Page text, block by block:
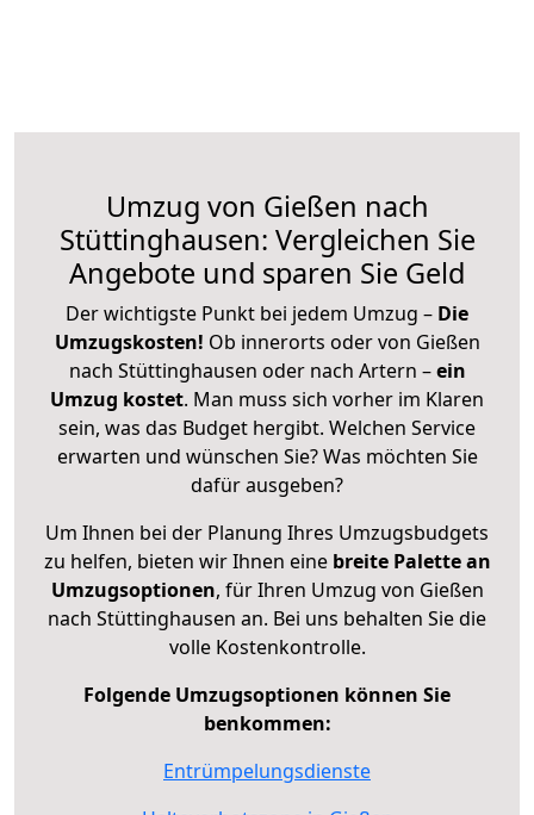
Umzug von Gießen nach
Stüttinghausen: Vergleichen Sie
Angebote und sparen Sie Geld
Der wichtigste Punkt bei jedem Umzug – Die
Umzugskosten! Ob innerorts oder von Gießen
nach Stüttinghausen oder nach Artern –ein
Umzug kostet. Man muss sich vorher im Klaren
sein, was das Budget hergibt. Welchen Service
erwarten und wünschen Sie? Was möchten Sie
dafür ausgeben?
Um Ihnen bei der Planung Ihres Umzugsbudgets
zu helfen, bieten wir Ihnen eine breite Palette an
Umzugsoptionen, für Ihren Umzug von Gießen
nach Stüttinghausen an. Bei uns behalten Sie die
volle Kostenkontrolle.
Folgende Umzugsoptionen können Sie
benkommen:
Entrümpelungsdienste